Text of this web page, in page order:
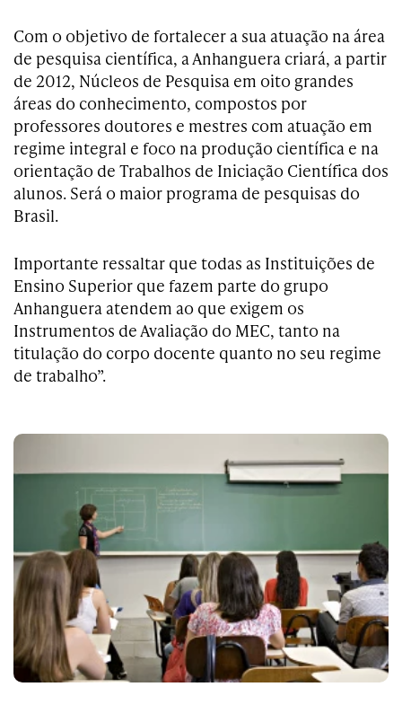
Com o objetivo de fortalecer a sua atuação na área
de pesquisa científica, a Anhanguera criará, a partir
de 2012, Núcleos de Pesquisa em oito grandes
áreas do conhecimento, compostos por
professores doutores e mestres com atuação em
regime integral e foco na produção científica e na
orientação de Trabalhos de Iniciação Científica dos
alunos. Será o maior programa de pesquisas do
Brasil.
Importante ressaltar que todas as Instituições de
Ensino Superior que fazem parte do grupo
Anhanguera atendem ao que exigem os
Instrumentos de Avaliação do MEC, tanto na
titulação do corpo docente quanto no seu regime
de trabalho”.